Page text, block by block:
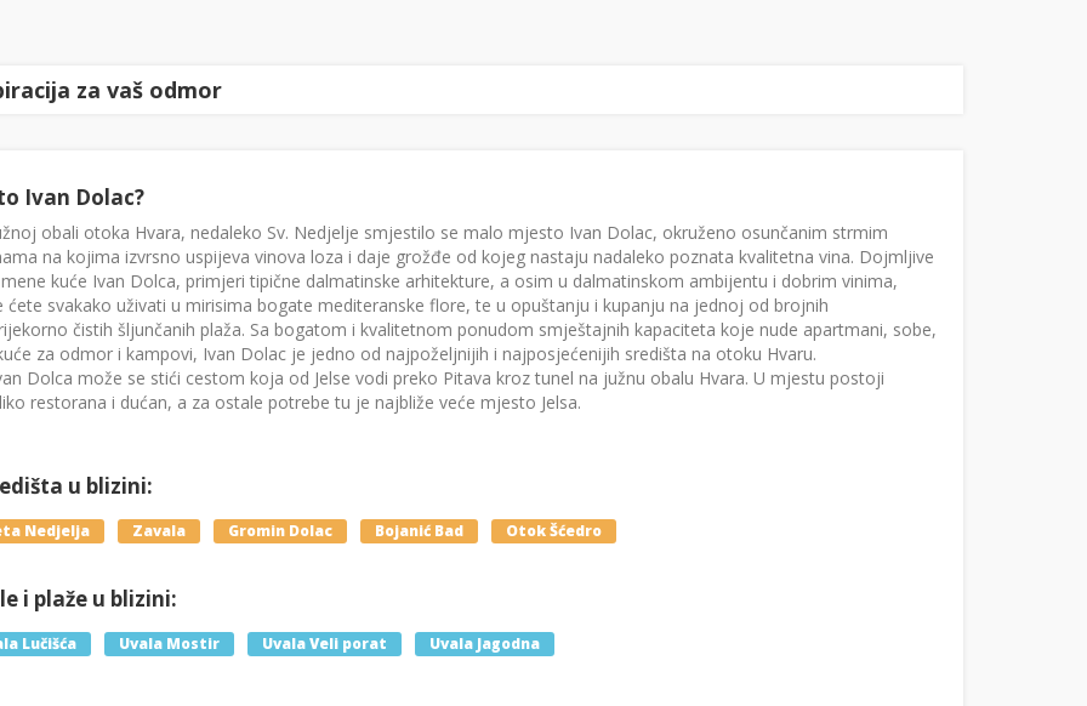
za vaš odmor
Ivan Dolac?
obali otoka Hvara, nedaleko Sv. Nedjelje smjestilo se malo mjesto Ivan Dolac, okruženo osunčanim strmim
na kojima izvrsno uspijeva vinova loza i daje grožđe od kojeg nastaju nadaleko poznata kvalitetna vina. Dojmljive
kuće Ivan Dolca, primjeri tipične dalmatinske arhitekture, a osim u dalmatinskom ambijentu i dobrim vinima,
ćete svakako uživati u mirisima bogate mediteranske flore, te u opuštanju i kupanju na jednoj od brojnih
čistih šljunčanih plaža. Sa bogatom i kvalitetnom ponudom smještajnih kapaciteta koje nude apartmani, sobe,
za odmor i kampovi, Ivan Dolac je jedno od najpoželjnijih i najposjećenijih središta na otoku Hvaru.
Dolca može se stići cestom koja od Jelse vodi preko Pitava kroz tunel na južnu obalu Hvara. U mjestu postoji
restorana i dućan, a za ostale potrebe tu je najbliže veće mjesto Jelsa.
u blizini:
Nedjelja Zavala Gromin Dolac Bojanić Bad Otok Šćedro
i plaže u blizini:
Lučišća Uvala Mostir Uvala Veli porat Uvala Jagodna